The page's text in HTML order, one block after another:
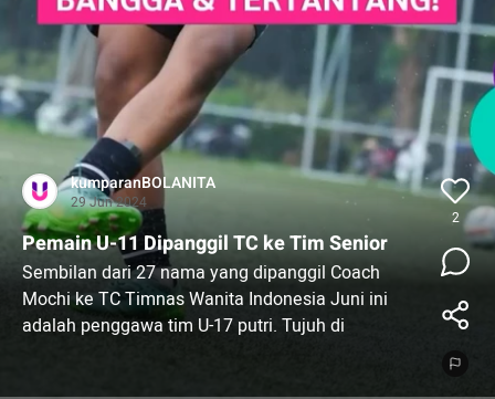
kumparanBOLANITA
29 Jun 2024
Pemain U-11 Dipanggil TC ke Tim Senior
Sembilan dari 27 nama yang dipanggil Coach
Mochi ke TC Timnas Wanita Indonesia Juni ini
adalah penggawa tim U-17 putri. Tujuh di
2